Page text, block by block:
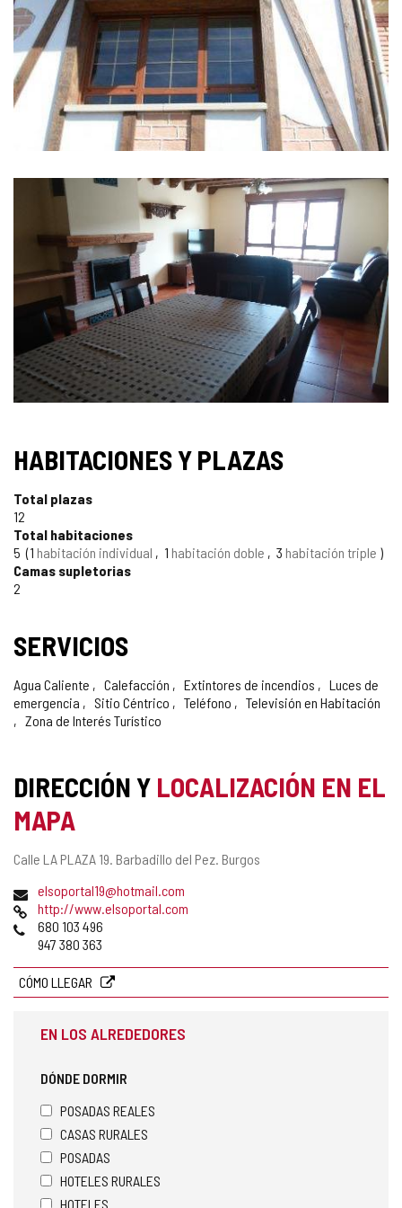
IMÁGENES
HABITACIONES Y PLAZAS
Total plazas
12
Total habitaciones
5
1 habitación individual 1 habitación doble 3 habitación triple
Camas supletorias
2
SERVICIOS
Agua Caliente Calefacción Extintores de incendios
Luces de
emergencia
Sitio Céntrico Teléfono
Televisión en Habitación
Zona de Interés Turístico
DIRECCIÓN Y LOCALIZACIÓN EN EL
MAPA
Dirección
Calle LA PLAZA 19. Barbadillo del Pez. Burgos
Dirección
de
correo
electrónico
elsoportal19@hotmail.com
Página
Web
http://www.elsoportal.com
Teléfonos
680 103 496
947 380 363
CÓMO LLEGAR
EN LOS ALREDEDORES
DÓNDE DORMIR
POSADAS REALES
CASAS RURALES
POSADAS
HOTELES RURALES
HOTELES